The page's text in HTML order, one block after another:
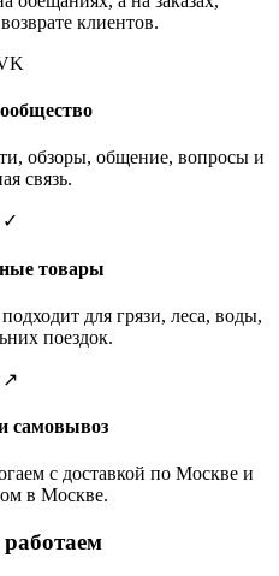
клиентов.
обзоры, общение, вопросы и
связь.
✓
товары
для грязи, леса, воды,
поездок.
↗
самовывоз
с доставкой по Москве и
в Москве.